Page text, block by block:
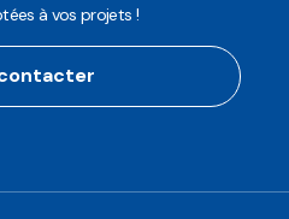
à vos projets !